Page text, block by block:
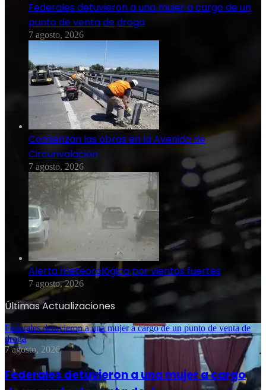
Federales detuvieron a una mujer a cargo de un
punto de venta de droga
7 agosto, 2026
Comienzan las obras en la Avenida de
Circunvalación
7 agosto, 2026
Alerta meteorológica por vientos fuertes
7 agosto, 2026
Últimas Actualizaciones
Federales detuvieron a una mujer a cargo de un punto de venta de
droga
7 agosto, 2026
Federales detuvieron a una mujer a cargo